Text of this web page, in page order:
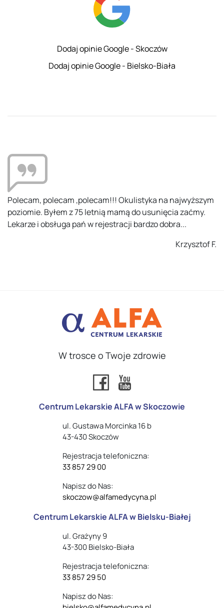
Dodaj opinie Google - Skoczów
Dodaj opinie Google - Bielsko-Biała
najwyższym
zaćmy.
Kompetentni ludzie, na odpowiednim
potraktowany z uwagą i zaangażowaniem.
przy rejestracji nie było. Polecam.
W trosce o Twoje zdrowie
Centrum Lekarskie ALFA w Skoczowie
ul. Gustawa Morcinka 16 b
43-430 Skoczów
Rejestracja telefoniczna:
33 857 29 00
Napisz do Nas:
skoczow@alfamedycyna.pl
Centrum Lekarskie ALFA w Bielsku-Białej
ul. Grażyny 9
43-300 Bielsko-Biała
Rejestracja telefoniczna:
33 857 29 50
Napisz do Nas: